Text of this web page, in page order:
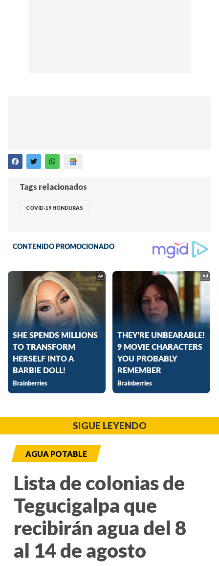
Tags relacionados
COVID-19 HONDURAS
SIGUE LEYENDO
AGUA POTABLE
Lista de colonias de
Tegucigalpa que
recibirán agua del 8
al 14 de agosto